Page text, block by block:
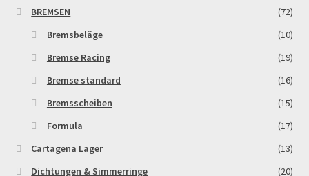
BREMSEN
(72)
Bremsbeläge
(10)
Bremse Racing
(19)
Bremse standard
(16)
Bremsscheiben
(15)
Formula
(17)
Cartagena Lager
(13)
Dichtungen & Simmerringe
(20)